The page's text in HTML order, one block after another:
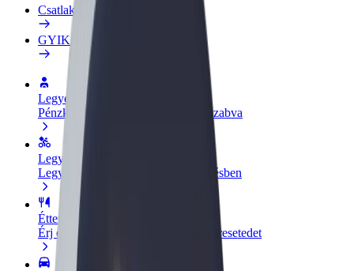
Csatlakozás
GYIK
Legyél sofőr
Pénzkereseti lehetőség igényeidre szabva
Legyél futár
Legyél futár és részesülj heti kifizetésben
Étterem vagy üzlet hozzáadása
Érj el több felhasználót és növeld keresetedet